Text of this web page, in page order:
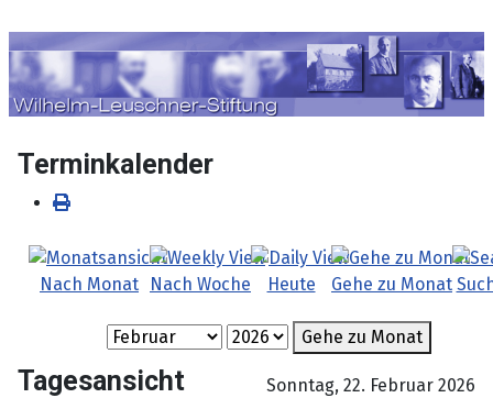
Terminkalender
Nach Monat Nach Woche Heute Gehe zu Monat
Gehe zu Monat
Tagesansicht
Sonntag, 22. Februar 2026